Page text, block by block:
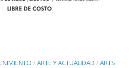
/ARTE Y ACTUALIDAD /ARTS